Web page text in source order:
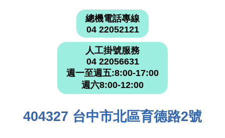
總機電話專線
04 22052121
人工掛號服務
04 22056631
週一至週五:8:00-17:00
週六8:00-12:00
404327 台中市北區育德路2號